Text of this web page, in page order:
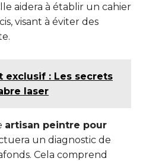
aidera à établir un cahier
visant à éviter des
exclusif : Les secrets
laser
artisan peintre pour
un diagnostic de
Cela comprend